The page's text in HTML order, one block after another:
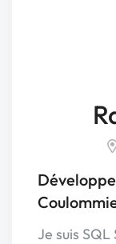
Je suis